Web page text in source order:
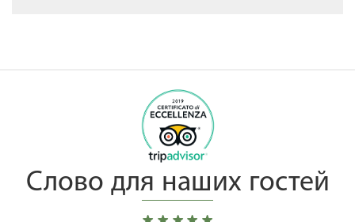
Слово для наших гостей